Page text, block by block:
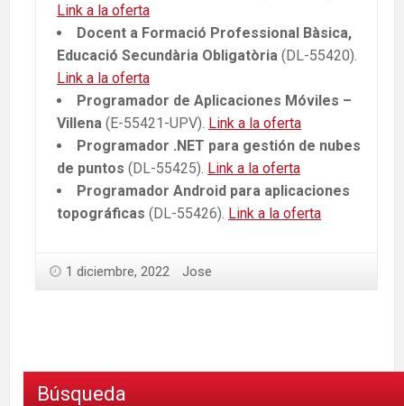
Link a la oferta
Docent a Formació Professional Bàsica,
Educació Secundària Obligatòria (DL-55420).
Link a la oferta
Programador de Aplicaciones Móviles –
Villena (E-55421-UPV). Link a la oferta
Programador .NET para gestión de nubes
de puntos (DL-55425). Link a la oferta
Programador Android para aplicaciones
topográficas (DL-55426). Link a la oferta
1 diciembre, 2022 Jose
Búsqueda